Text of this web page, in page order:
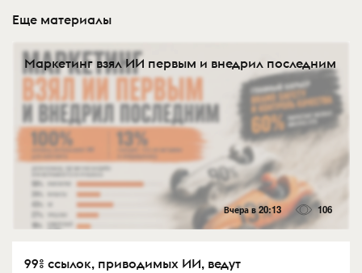
Еще материалы
Маркетинг взял ИИ первым и внедрил последним
Вчера в 20:13 106
99% ссылок, приводимых ИИ, ведут